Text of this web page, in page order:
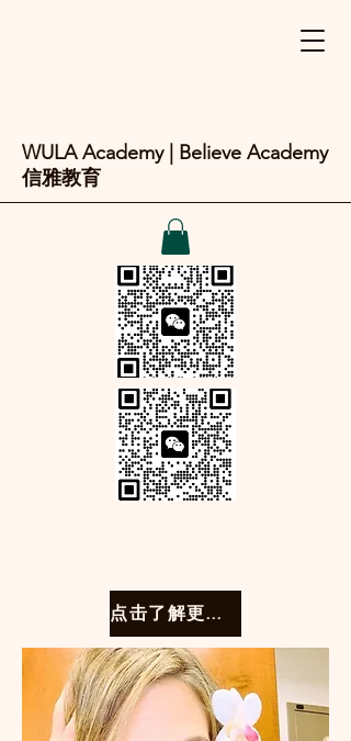
WULA Academy | Believe Academy
信雅教育
点击了解更多课程